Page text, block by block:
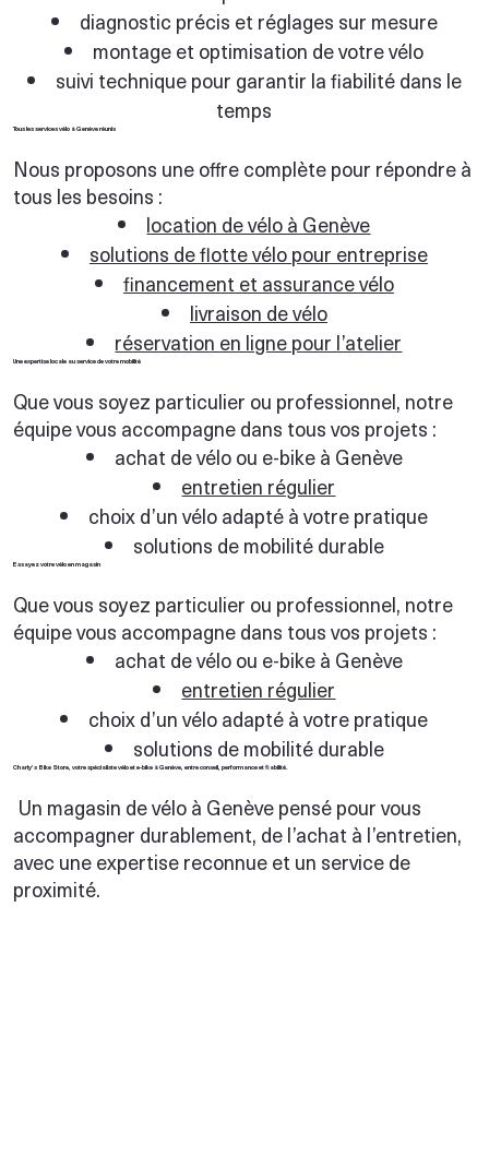
diagnostic précis et réglages sur mesure
montage et optimisation de votre vélo
suivi technique pour garantir la fiabilité dans le
temps
Tous les services vélo à Genève réunis
Nous proposons une offre complète pour répondre à
tous les besoins :
location de vélo à Genève
solutions de flotte vélo pour entreprise
financement et assurance vélo
livraison de vélo
réservation en ligne pour l’atelier
Une expertise locale au service de votre mobilité
Que vous soyez particulier ou professionnel, notre
équipe vous accompagne dans tous vos projets :
achat de vélo ou e-bike à Genève
entretien régulier
choix d’un vélo adapté à votre pratique
solutions de mobilité durable
Essayez votre vélo en magasin
Que vous soyez particulier ou professionnel, notre
équipe vous accompagne dans tous vos projets :
achat de vélo ou e-bike à Genève
entretien régulier
choix d’un vélo adapté à votre pratique
solutions de mobilité durable
Charly’s Bike Store, votre spécialiste vélo et e-bike à Genève, entre conseil, performance et fiabilité.
Un magasin de vélo à Genève pensé pour vous
accompagner durablement, de l’achat à l’entretien,
avec une expertise reconnue et un service de
proximité.